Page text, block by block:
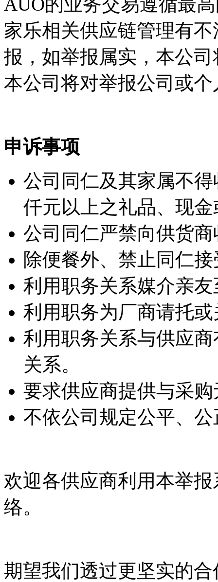
AUO的业务交易遵循最
家乐相关供应链管理有
报，如举报属实，本公
本公司将对举报公司或
申诉事项
公司同仁及其家属不
仟元以上之礼品、现
公司同仁严禁向供货
除便餐外、禁止同仁
利用职务关系媒介亲
利用职务为厂商请托
利用职务关系与供应
关系。
要求供应商提供与采
不依公司规定公平、
欢迎各供应商利用本举
络。
期望我们透过更坚实的